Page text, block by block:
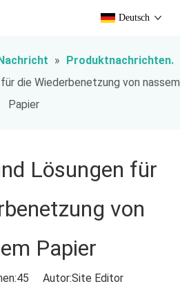
Deutsch
» Produktnachrichten.
die Wiederbenetzung von nassem
Papier
Lösungen für
von
Papier
45 Autor:Site Editor